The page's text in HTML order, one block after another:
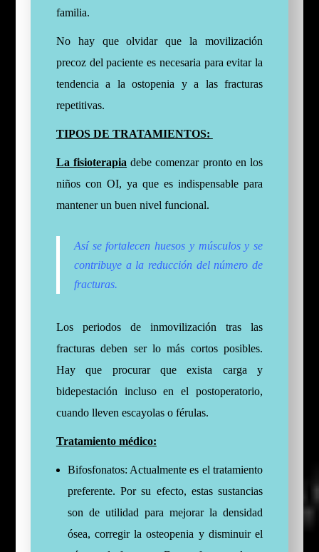
familia.
No hay que olvidar que la movilización
precoz del paciente es necesaria para evitar la
tendencia a la ostopenia y a las fracturas
repetitivas.
TIPOS DE TRATAMIENTOS:
La fisioterapia debe comenzar pronto en los
niños con OI, ya que es indispensable para
mantener un buen nivel funcional.
Así se fortalecen huesos y músculos y se
contribuye a la reducción del número de
fracturas.
Los periodos de inmovilización tras las
fracturas deben ser lo más cortos posibles.
Hay que procurar que exista carga y
bidepestación incluso en el postoperatorio,
cuando lleven escayolas o férulas.
Tratamiento médico:
Bifosfonatos: Actualmente es el tratamiento
preferente. Por su efecto, estas sustancias
son de utilidad para mejorar la densidad
ósea, corregir la osteopenia y disminuir el